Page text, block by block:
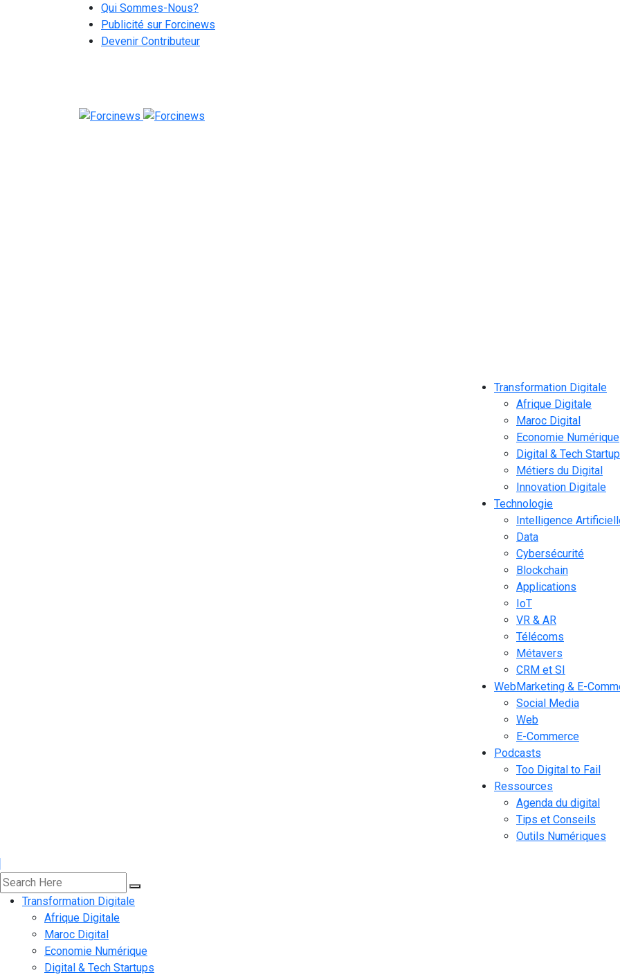
Qui Sommes-Nous?
Publicité sur Forcinews
Devenir Contributeur
Transformation Digitale
Afrique Digitale
Maroc Digital
Economie Numérique
Digital & Tech
Métiers du Digital
Innovation Digitale
Technologie
Intelligence
Data
Cybersécurité
Blockchain
Applications
IoT
VR & AR
Télécoms
Métavers
CRM et SI
WebMarketing & E-
Social Media
Web
E-Commerce
Podcasts
Too Digital to Fail
Ressources
Agenda du digital
Tips et Conseils
Outils Numériques
Transformation Digitale
Afrique Digitale
Maroc Digital
Economie Numérique
Digital & Tech Startups